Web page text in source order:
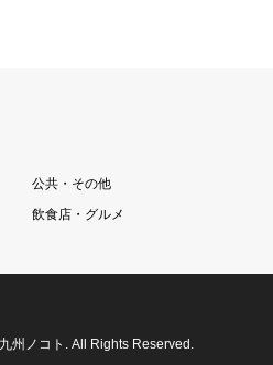
公共・その他
飲食店・グルメ
州ノコト . All Rights Reserved.